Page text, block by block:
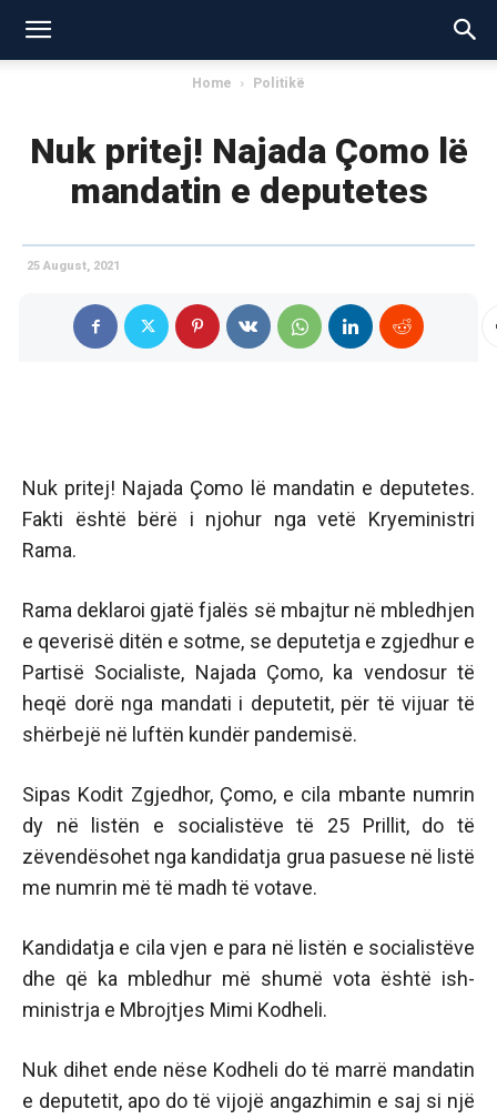
Home Politikë
Nuk pritej! Najada Çomo lë
mandatin e deputetes
25 August, 2021
Nuk pritej! Najada Çomo lë mandatin e deputetes.
Fakti është bërë i njohur nga vetë Kryeministri
Rama.
Rama deklaroi gjatë fjalës së mbajtur në mbledhjen
e qeverisë ditën e sotme, se deputetja e zgjedhur e
Partisë Socialiste, Najada Çomo, ka vendosur të
heqë dorë nga mandati i deputetit, për të vijuar të
shërbejë në luftën kundër pandemisë.
Sipas Kodit Zgjedhor, Çomo, e cila mbante numrin
dy në listën e socialistëve të 25 Prillit, do të
zëvendësohet nga kandidatja grua pasuese në listë
me numrin më të madh të votave.
Kandidatja e cila vjen e para në listën e socialistëve
dhe që ka mbledhur më shumë vota është ish-
ministrja e Mbrojtjes Mimi Kodheli.
Nuk dihet ende nëse Kodheli do të marrë mandatin
e deputetit, apo do të vijojë angazhimin e saj si një